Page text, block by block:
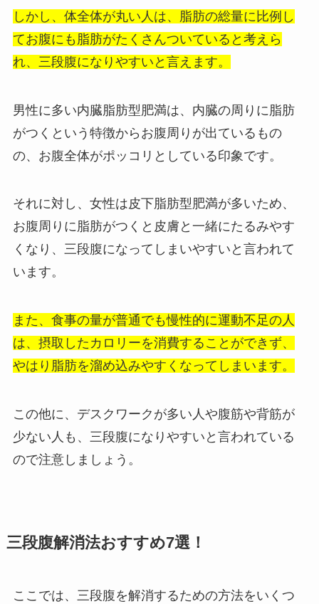
しかし、体全体が丸い人は、脂肪の総量に比例し
てお腹にも脂肪がたくさんついていると考えら
れ、三段腹になりやすいと言えます。
男性に多い内臓脂肪型肥満は、内臓の周りに脂肪
がつくという特徴からお腹周りが出ているもの
の、お腹全体がポッコリとしている印象です。
それに対し、女性は皮下脂肪型肥満が多いため、
お腹周りに脂肪がつくと皮膚と一緒にたるみやす
くなり、三段腹になってしまいやすいと言われて
います。
また、食事の量が普通でも慢性的に運動不足の人
は、摂取したカロリーを消費することができず、
やはり脂肪を溜め込みやすくなってしまいます。
この他に、デスクワークが多い人や腹筋や背筋が
少ない人も、三段腹になりやすいと言われている
ので注意しましょう。
三段腹解消法おすすめ7選！
ここでは、三段腹を解消するための方法をいくつ